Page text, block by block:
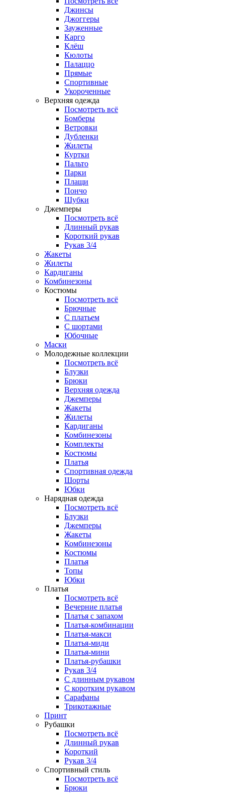
Джинсы
Джоггеры
Зауженные
Карго
Клёш
Кюлоты
Палаццо
Прямые
Спортивные
Укороченные
Верхняя одежда
Посмотреть всё
Бомберы
Ветровки
Дубленки
Жилеты
Куртки
Пальто
Парки
Плащи
Пончо
Шубки
Джемперы
Посмотреть всё
Длинный рукав
Короткий рукав
Рукав 3/4
Жакеты
Жилеты
Кардиганы
Комбинезоны
Костюмы
Посмотреть всё
Брючные
С платьем
С шортами
Юбочные
Маски
Молодежные коллекции
Посмотреть всё
Блузки
Брюки
Верхняя одежда
Джемперы
Жакеты
Жилеты
Кардиганы
Комбинезоны
Комплекты
Костюмы
Платья
Спортивная одежда
Шорты
Юбки
Нарядная одежда
Посмотреть всё
Блузки
Джемперы
Жакеты
Комбинезоны
Костюмы
Платья
Топы
Юбки
Платья
Посмотреть всё
Вечерние платья
Платья с запахом
Платья-комбинации
Платья-макси
Платья-миди
Платья-мини
Платья-рубашки
Рукав 3/4
С длинным рукавом
С коротким рукавом
Сарафаны
Трикотажные
Принт
Рубашки
Посмотреть всё
Длинный рукав
Короткий
Рукав 3/4
Спортивный стиль
Посмотреть всё
Брюки